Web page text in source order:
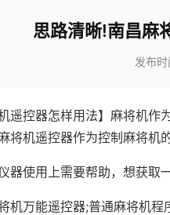
思路清晰!南昌麻
发布
机遥控器怎样用法】麻将机
将机遥控器作为控制麻将机
器使用上需要帮助，想获取
机万能遥控器;普通麻将机